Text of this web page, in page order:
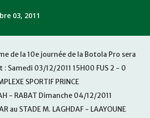
03, 2011
de la 10e journée de la Botola Pro sera
: Samedi 03/12/2011 15H00 FUS 2 - 0
SPORTIF PRINCE
- RABAT Dimanche 04/12/2011
au STADE M. LAGHDAF - LAAYOUNE